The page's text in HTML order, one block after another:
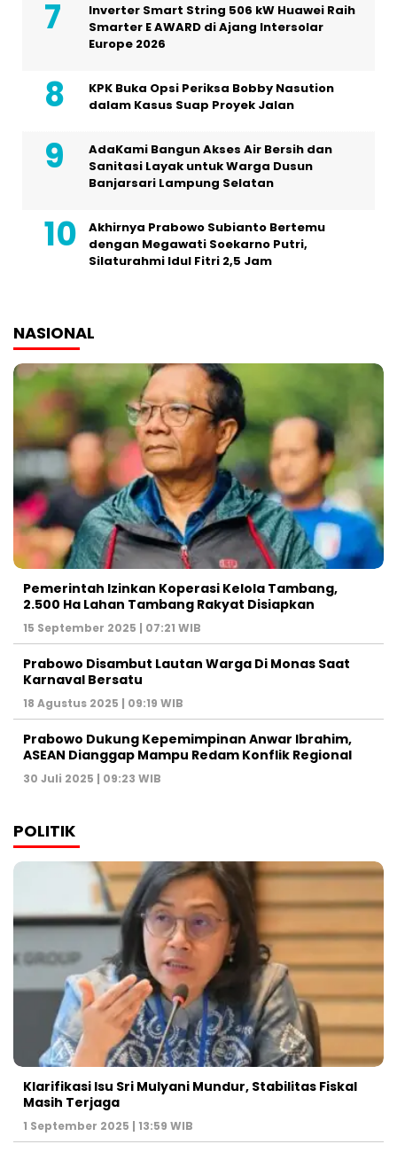
Inverter Smart String 506 kW Huawei Raih
Smarter E AWARD di Ajang Intersolar
Europe 2026
KPK Buka Opsi Periksa Bobby Nasution
dalam Kasus Suap Proyek Jalan
AdaKami Bangun Akses Air Bersih dan
Sanitasi Layak untuk Warga Dusun
Banjarsari Lampung Selatan
Akhirnya Prabowo Subianto Bertemu
dengan Megawati Soekarno Putri,
Silaturahmi Idul Fitri 2,5 Jam
NASIONAL
Pemerintah Izinkan Koperasi Kelola Tambang,
2.500 Ha Lahan Tambang Rakyat Disiapkan
15 September 2025 | 07:21 WIB
Prabowo Disambut Lautan Warga Di Monas Saat
Karnaval Bersatu
18 Agustus 2025 | 09:19 WIB
Prabowo Dukung Kepemimpinan Anwar Ibrahim,
ASEAN Dianggap Mampu Redam Konflik Regional
30 Juli 2025 | 09:23 WIB
POLITIK
Klarifikasi Isu Sri Mulyani Mundur, Stabilitas Fiskal
Masih Terjaga
1 September 2025 | 13:59 WIB